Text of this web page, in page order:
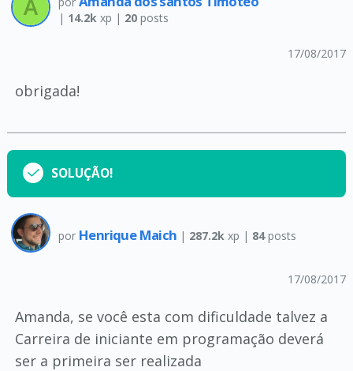
| 14.2kxp | 20posts
17/08/2017
obrigada!
SOLUÇÃO!
por Henrique Maich | 287.2k xp | 84posts
17/08/2017
Amanda, se você esta com dificuldade talvez a
Carreira de iniciante em programação deverá
ser a primeira ser realizada